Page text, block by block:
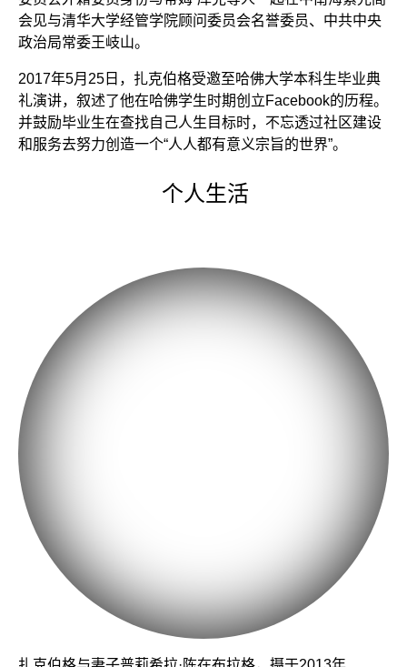
会见与清华大学经管学院顾问委员会名誉委员、中共中央
政治局常委王岐山。
2017年5月25日，扎克伯格受邀至哈佛大学本科生毕业典
礼演讲，叙述了他在哈佛学生时期创立Facebook的历程。
并鼓励毕业生在查找自己人生目标时，不忘透过社区建设
和服务去努力创造一个“人人都有意义宗旨的世界”。
个人生活